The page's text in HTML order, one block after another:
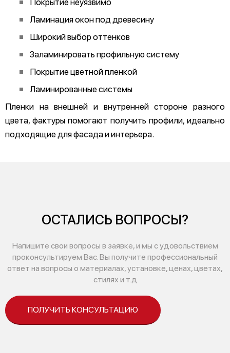
Ламинация окон под древесину
Широкий выбор оттенков
Заламинировать профильную систему
Покрытие цветной пленкой
Ламинированные системы
Пленки на внешней и внутренней стороне разного
цвета, фактуры помогают получить профили, идеально
подходящие для фасада и интерьера.
ОСТАЛИСЬ ВОПРОСЫ?
Напишите свои вопросы в заявке, и мы с удовольствием
проконсультируем Вас. Вы получите профессиональный
ответ на вопросы о материалах, установке, ценах, цветах,
стилях и т.д
ПОЛУЧИТЬ КОНСУЛЬТАЦИЮ